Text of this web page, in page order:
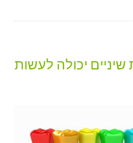
יכולה לעשות